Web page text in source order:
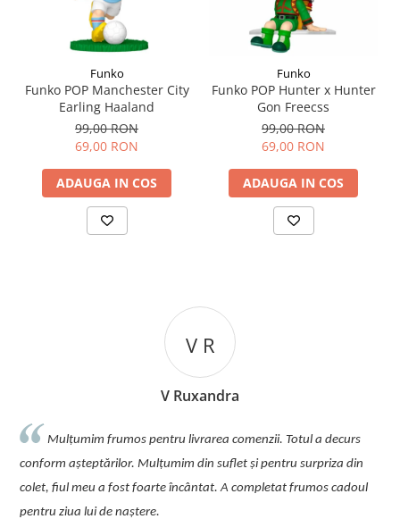
Funko
Funko POP Manchester City
Earling Haaland
99,00 RON
69,00 RON
ADAUGA IN COS
Funko
Funko POP Hunter x Hunter
Gon Freecss
99,00 RON
69,00 RON
ADAUGA IN COS
V R
V Ruxandra
Mulțumim frumos pentru livrarea comenzii. Totul a decurs
conform așteptărilor. Mulțumim din suflet și pentru surpriza din
colet, fiul meu a fost foarte încântat. A completat frumos cadoul
pentru ziua lui de naștere.